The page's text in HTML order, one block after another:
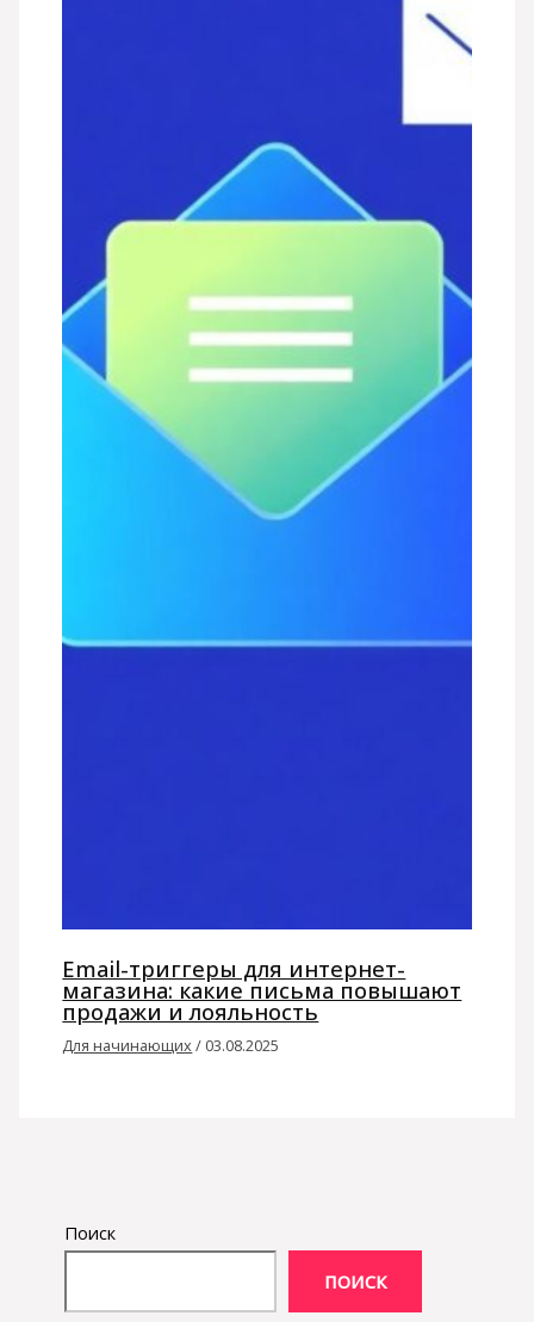
Email-триггеры для интернет-
магазина: какие письма повышают
продажи и лояльность
Для начинающих/ 03.08.2025
Поиск
ПОИСК